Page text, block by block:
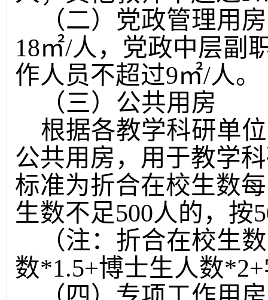
（二）党政管理用
18㎡/人，党政中层副
作人员不超过9㎡/人。
（三）公共用房
根据各教学科研单
公共用房，用于教学
标准为折合在校生数每
生数不足500人的，按
（注：折合在校生数
数*1.5+博士生人数*2+